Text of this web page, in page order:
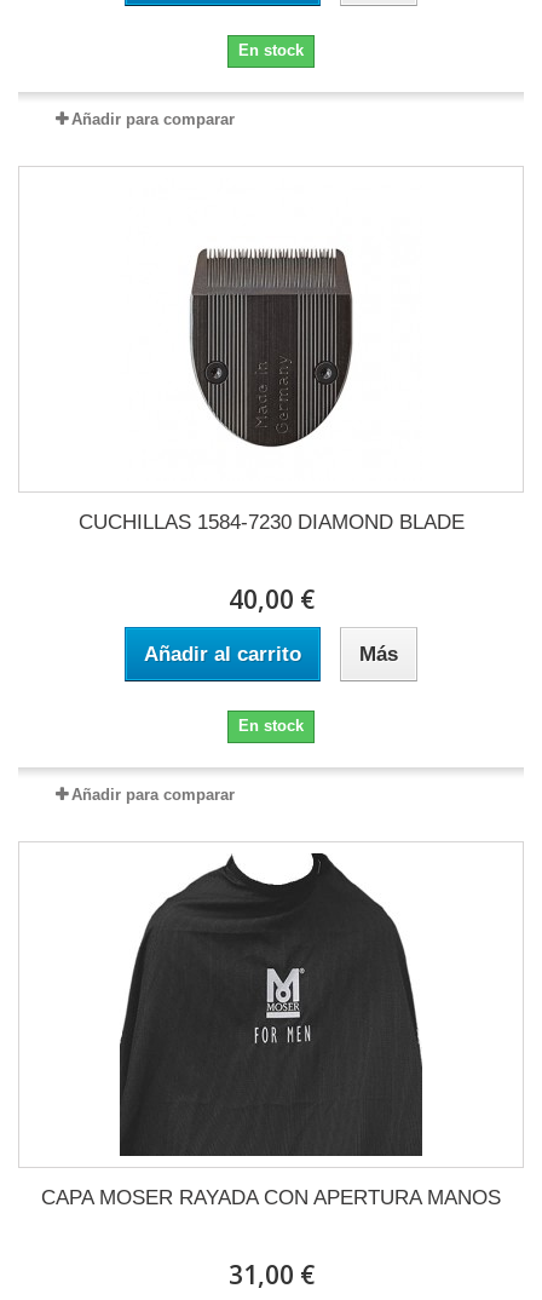
En stock
Añadir para comparar
CUCHILLAS 1584-7230 DIAMOND BLADE
40,00 €
Añadir al carrito Más
En stock
Añadir para comparar
CAPA MOSER RAYADA CON APERTURA MANOS
31,00 €